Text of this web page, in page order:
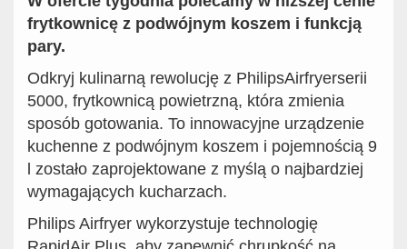
frytkownicę z podwójnym koszem i funkcją
pary.
Odkryj kulinarną rewolucję z PhilipsAirfryerserii
5000, frytkownicą powietrzną, która zmienia
sposób gotowania. To innowacyjne urządzenie
kuchenne z podwójnym koszem i pojemnością 9
l zostało zaprojektowane z myślą o najbardziej
wymagających kucharzach.
Philips Airfryer wykorzystuje technologię